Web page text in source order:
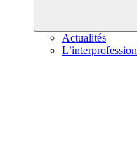
Actualités
L’interprofession